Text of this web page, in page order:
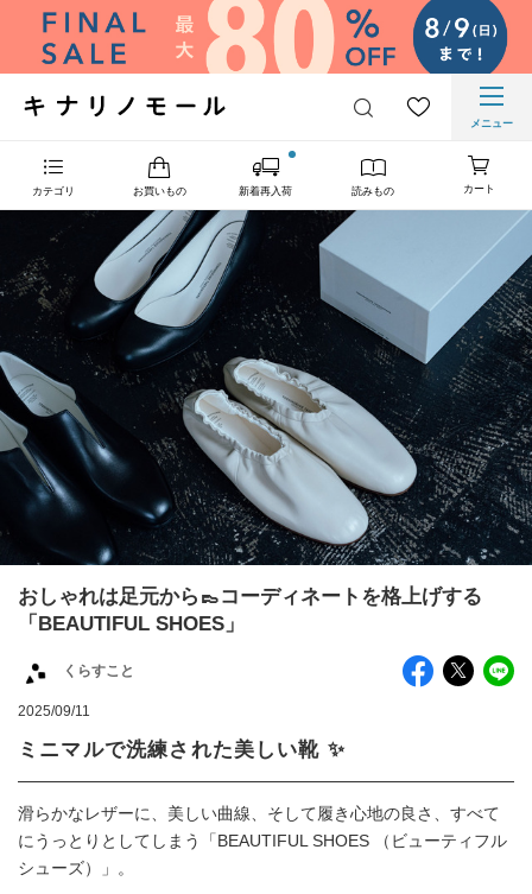
メニュー
カテゴリ お買いもの 新着再入荷 読みもの カート
おしゃれは足元から👞コーディネートを格上げする
「BEAUTIFUL SHOES」
くらすこと
2025/09/11
ミニマルで洗練された美しい靴 ✨
滑らかなレザーに、美しい曲線、そして履き心地の良さ、すべて
にうっとりとしてしまう「BEAUTIFUL SHOES （ビューティフル
シューズ）」。